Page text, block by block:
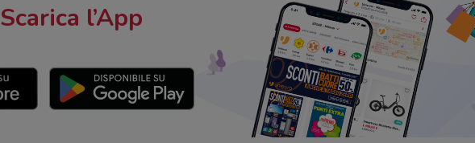
Scarica l’App